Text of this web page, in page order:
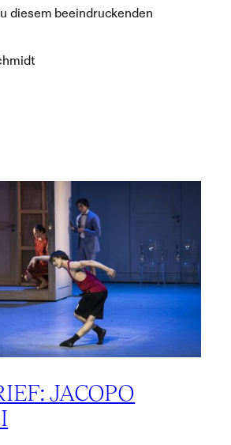
diesem beeindruckenden
JACOPO